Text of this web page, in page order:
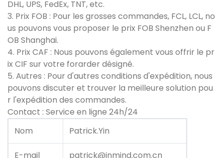
DHL, UPS, FedEx, TNT, etc.
3. Prix FOB : Pour les grosses commandes, FCL, LCL, no
us pouvons vous proposer le prix FOB Shenzhen ou F
OB Shanghai.
4. Prix CAF : Nous pouvons également vous offrir le pr
ix CIF sur votre forarder désigné.
5. Autres : Pour d'autres conditions d'expédition, nous
pouvons discuter et trouver la meilleure solution pou
r l'expédition des commandes.
Contact : Service en ligne 24h/24
Nom
Patrick.Yin
E-mail patrick@inmind.com.cn